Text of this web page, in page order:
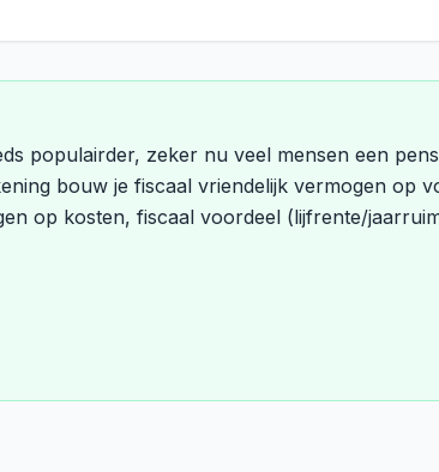
populairder, zeker nu veel mensen een
bouw je fiscaal vriendelijk vermogen op
op kosten, fiscaal voordeel (lijfrente/